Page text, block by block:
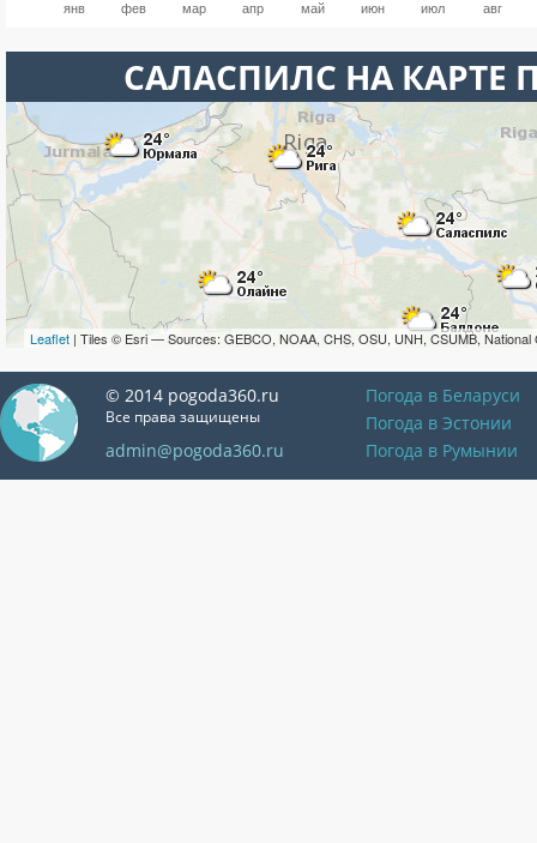
янв фев мар апр май июн июл авг
САЛАСПИЛС НА КАРТЕ
Leaflet | Tiles © Esri — Sources: GEBCO, NOAA, CHS, OSU, UNH, CSUMB, National
© 2014 pogoda360.ru
Все права защищены
admin@pogoda360.ru
Погода в Беларуси
Погода в Эстонии
Погода в Румынии